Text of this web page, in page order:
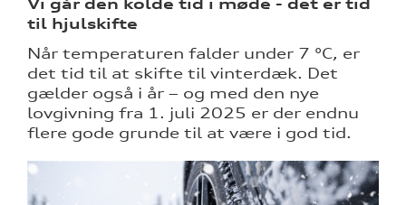
Vi går den kolde tid i møde - det er tid
til hjulskifte
Når temperaturen falder under 7 °C, er
det tid til at skifte til vinterdæk. Det
gælder også i år – og med den nye
lovgivning fra 1. juli 2025 er der endnu
flere gode grunde til at være i god tid.